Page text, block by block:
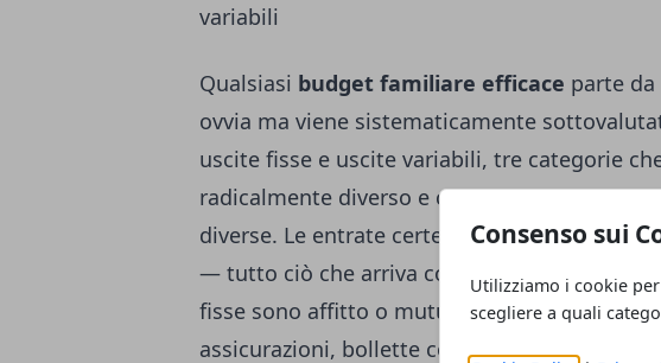
Consenso sui
Utilizziamo i cookie
scegliere a quali
variabili
Qualsiasi budget familiare efficace parte
ovvia ma viene sistematicamente
uscite fisse e uscite variabili, tre categorie
radicalmente diverso e che richiedono
diverse. Le entrate certe comprendono
— tutto ciò che arriva con cadenza
fisse sono affitto o mutuo, rate di
assicurazioni, bollette con importo quasi